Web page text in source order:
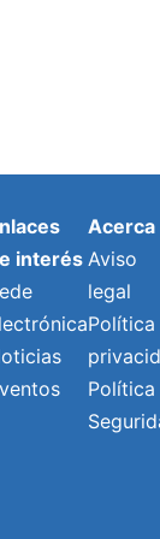
interés
Acerca
Aviso
legal
Política
Política